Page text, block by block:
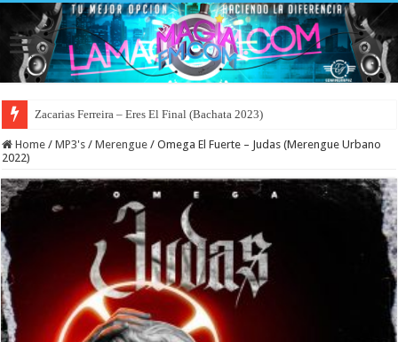
Zacarias Ferreira – Eres El Final (Bachata 2023)
Home / MP3's / Merengue / Omega El Fuerte – Judas (Merengue Urbano
2022)